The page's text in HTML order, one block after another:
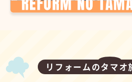
リフォームのタマオ